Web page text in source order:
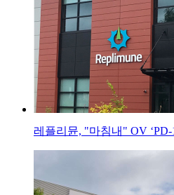
레플리뮨, "마침내" OV